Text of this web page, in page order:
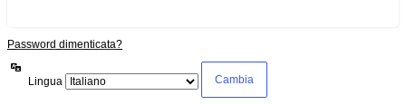
Password dimenticata?
Lingua